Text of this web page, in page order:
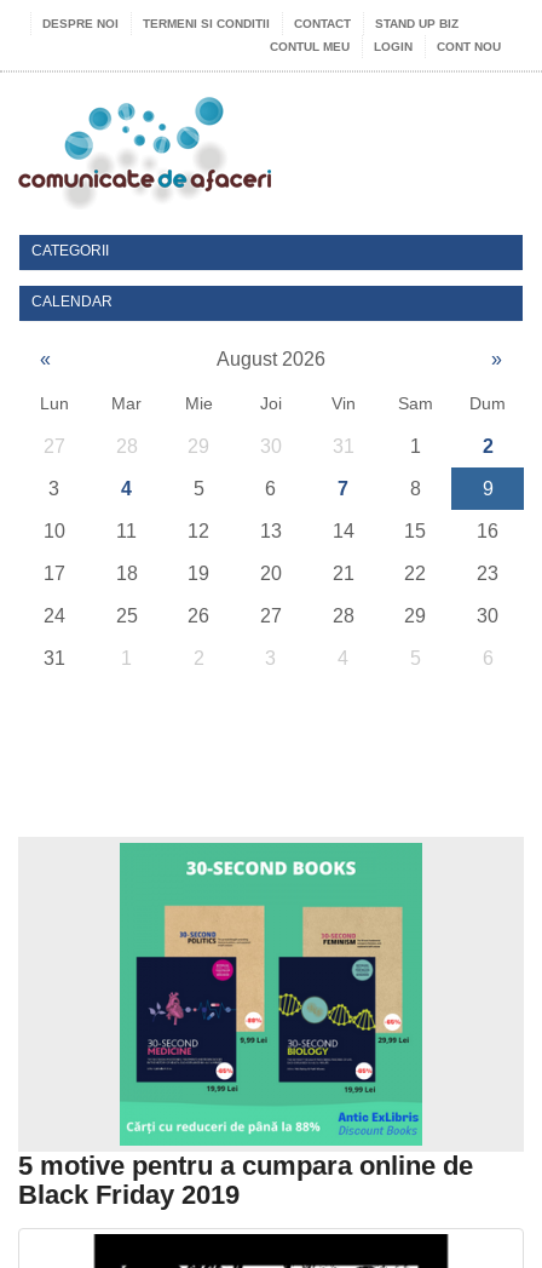
DESPRE NOI TERMENI SI CONDITII CONTACT
STAND UP BIZ
CONTUL MEU
LOGIN CONT NOU
CATEGORII
CALENDAR
« August 2026 »
Lun Mar Mie Joi Vin Sam Dum
27 28 29 30 31 1 2
3 4 5 6 7 8 9
10 11 12 13 14 15 16
17 18 19 20 21 22 23
24 25 26 27 28 29 30
31 1 2 3 4 5 6
5 motive pentru a cumpara online de
Black Friday 2019